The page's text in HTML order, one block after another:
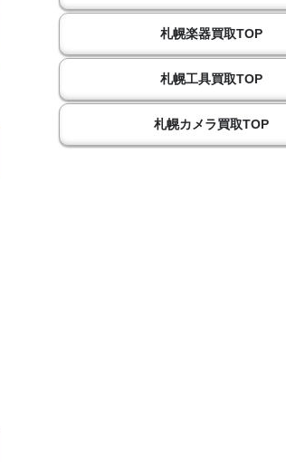
札幌楽器買取TOP
札幌工具買取TOP
札幌カメラ買取TOP